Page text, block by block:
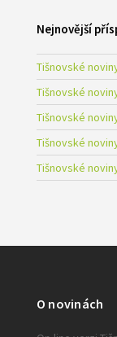
Nejnovější
Tišnovské
Tišnovské
Tišnovské
Tišnovské
Tišnovské
O novinách